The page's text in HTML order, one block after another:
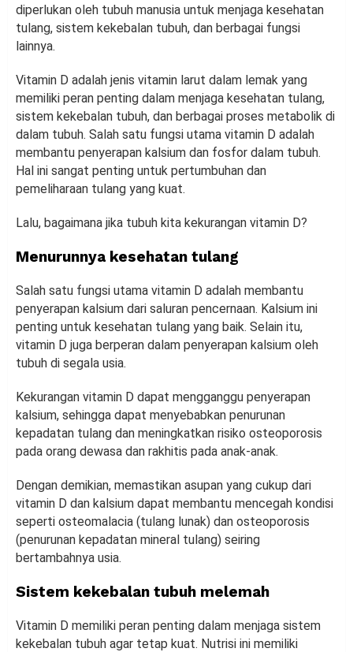
diperlukan oleh tubuh manusia untuk menjaga kesehatan
tulang, sistem kekebalan tubuh, dan berbagai fungsi
lainnya.
Vitamin D adalah jenis vitamin larut dalam lemak yang
memiliki peran penting dalam menjaga kesehatan tulang,
sistem kekebalan tubuh, dan berbagai proses metabolik di
dalam tubuh. Salah satu fungsi utama vitamin D adalah
membantu penyerapan kalsium dan fosfor dalam tubuh.
Hal ini sangat penting untuk pertumbuhan dan
pemeliharaan tulang yang kuat.
Lalu, bagaimana jika tubuh kita kekurangan vitamin D?
Menurunnya kesehatan tulang
Salah satu fungsi utama vitamin D adalah membantu
penyerapan kalsium dari saluran pencernaan. Kalsium ini
penting untuk kesehatan tulang yang baik. Selain itu,
vitamin D juga berperan dalam penyerapan kalsium oleh
tubuh di segala usia.
Kekurangan vitamin D dapat mengganggu penyerapan
kalsium, sehingga dapat menyebabkan penurunan
kepadatan tulang dan meningkatkan risiko osteoporosis
pada orang dewasa dan rakhitis pada anak-anak.
Dengan demikian, memastikan asupan yang cukup dari
vitamin D dan kalsium dapat membantu mencegah kondisi
seperti osteomalacia (tulang lunak) dan osteoporosis
(penurunan kepadatan mineral tulang) seiring
bertambahnya usia.
Sistem kekebalan tubuh melemah
Vitamin D memiliki peran penting dalam menjaga sistem
kekebalan tubuh agar tetap kuat. Nutrisi ini memiliki